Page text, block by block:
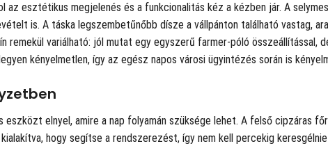
az esztétikus megjelenés és a funkcionalitás kéz a kézben jár. A
is. A táska legszembetűnőbb dísze a vállpánton található vastag,
variálható: jól mutat egy egyszerű farmer-póló összeállítással,
kényelmetlen, így az egész napos városi ügyintézés során is
elnyel, amire a nap folyamán szüksége lehet. A felső cipzáras
hogy segítse a rendszerezést, így nem kell percekig